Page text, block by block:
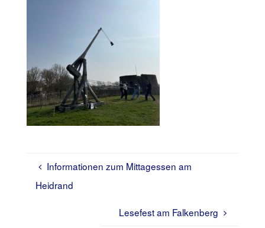
Informationen zum Mittagessen am
Heidrand
Lesefest am Falkenberg